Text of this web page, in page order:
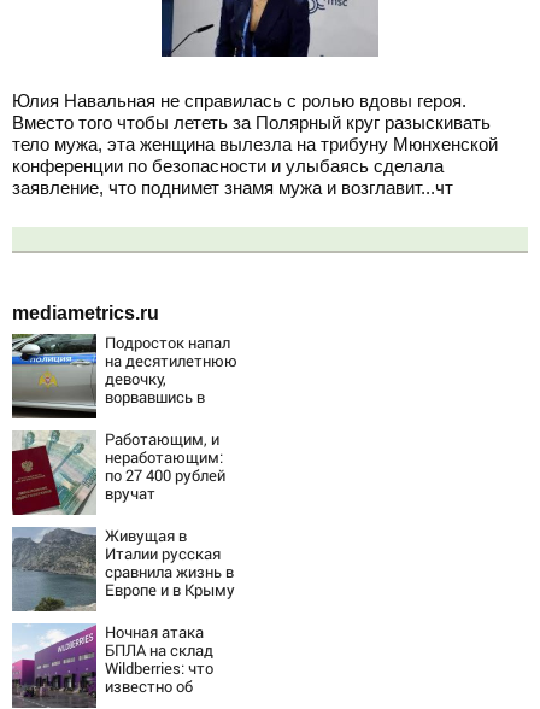
Юлия Навальная не справилась с ролью вдовы героя.
Вместо того чтобы лететь за Полярный круг разыскивать
тело мужа, эта женщина вылезла на трибуну Мюнхенской
конференции по безопасности и улыбаясь сделала
заявление, что поднимет знамя мужа и возглавит...чт
mediametrics.ru
Подросток напал
на десятилетнюю
девочку,
ворвавшись в
Работающим, и
неработающим:
по 27 400 рублей
вручат
сентябре -
PrimaMedia.ru
Живущая в
Италии русская
сравнила жизнь в
Европе и в Крыму
Ночная атака
БПЛА на склад
Wildberries: что
известно об